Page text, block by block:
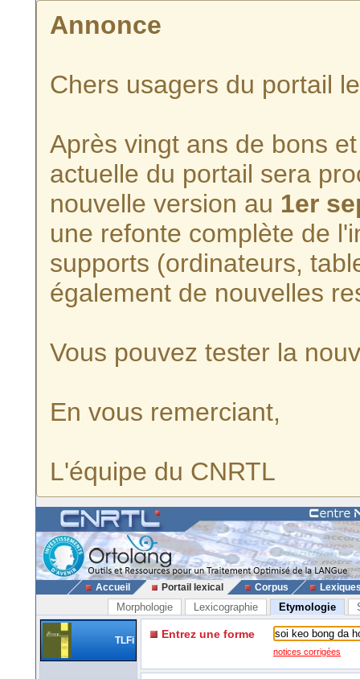
Annonce
Chers usagers du portail
Après vingt ans de bons
actuelle du portail sera
nouvelle version au 1er
une refonte complète de
supports (ordinateurs,
également de nouvelles
Vous pouvez tester la
En vous remerciant,
L'équipe du CNRTL
Accueil Portail lexical Corpus
Morphologie Lexicographie Etymologie
TLFi Entrez une forme
notices corrigées